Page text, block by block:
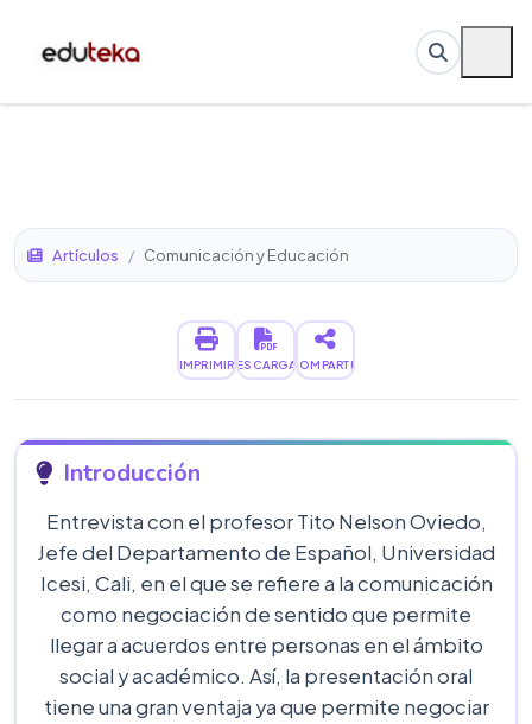
Artículos / Comunicación y Educación
IMPRIMIRDESCARGARCOMPARTIR
Introducción
Entrevista con el profesor Tito Nelson Oviedo,
Jefe del Departamento de Español, Universidad
Icesi, Cali, en el que se refiere a la comunicación
como negociación de sentido que permite
llegar a acuerdos entre personas en el ámbito
social y académico. Así, la presentación oral
tiene una gran ventaja ya que permite negociar